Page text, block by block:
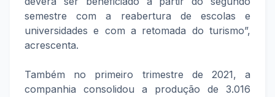
semestre com a reabertura de escolas e
universidades e com a retomada do turismo”,
acrescenta.
Também no primeiro trimestre de 2021, a
companhia consolidou a produção de 3.016